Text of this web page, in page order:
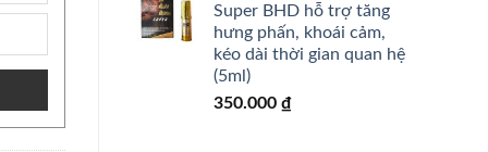
Super BHD hỗ trợ tăng
hưng phấn, khoái cảm,
kéo dài thời gian quan hệ
(5ml)
350.000 ₫